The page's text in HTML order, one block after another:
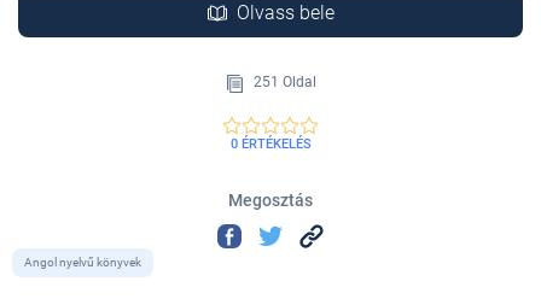
Olvass bele
251 Oldal
0 ÉRTÉKELÉS
Megosztás
Angol nyelvű könyvek